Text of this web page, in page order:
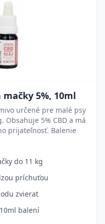
mačky 5%, 10ml
určené pre malé psy
Obsahuje 5% CBD a má
prijateľnosť. Balenie
do 11 kg
príchuťou
zvierat
balení